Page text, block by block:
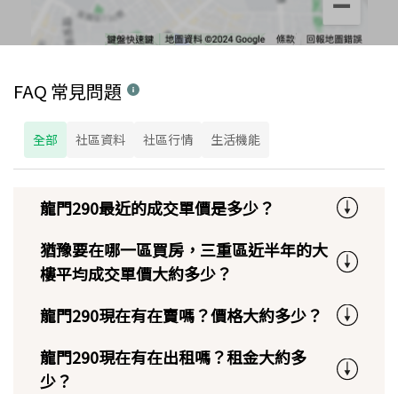
FAQ 常見問題
全部 社區資料 社區行情 生活機能
龍門290最近的成交單價是多少？
猶豫要在哪一區買房，三重區近半年的大
樓平均成交單價大約多少？
龍門290現在有在賣嗎？價格大約多少？
龍門290現在有在出租嗎？租金大約多
少？